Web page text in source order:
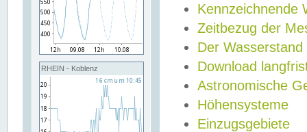
RHEIN - Koblenz
Kennzeichnende
Zeitbezug der
Der Wasserstand
Download
Astronomische
Höhensysteme
Einzugsgebiete